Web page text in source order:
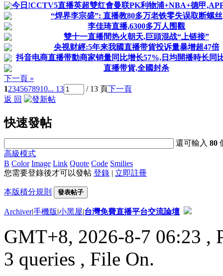
今日!CCTV5直播英超雙红會曼联PK利物浦+NBA+德甲
“焊界李宗盛”: 直播教80多万老铁零失误取断螺丝
李佳琦直播,6300多万人围觀
雙十一直播間热火朝天,巨頭混战“上链接”
央视财經:5年来我國直播带貨投诉量暴增超47倍
抖音电商直播带動商家销量同比增长57%,日均開播時长同
直播带貨,全國封杀
下一頁 »
12345678910... 13 / 13 頁下一頁
返 回
快速發帖
還可輸入80
高級模式
B Color Image Link Quote Code Smilies
您需要登錄後才可以發帖 登錄 | 立即註冊
本版積分規則 發表帖子
Archiver|手機版|小黑屋|台灣免費直播平台交流論壇
GMT+8, 2026-8-7 06:23 ,
3 queries , File On.